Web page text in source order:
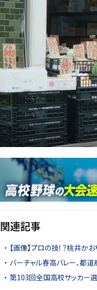
関連記事
【画像】プロの技！？桃井か
バーチャル春高バレー、都
第103回全国高校サッカー